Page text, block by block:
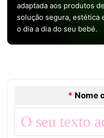
adaptada aos produtos
solução segura, estética
o dia a dia do seu bebé.
* Nome